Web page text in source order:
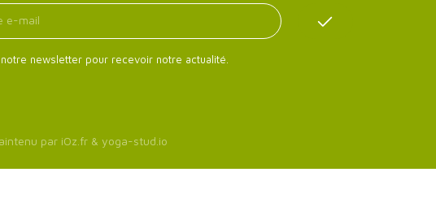
newsletter pour recevoir notre actualité.
par iOz.fr & yoga-stud.io